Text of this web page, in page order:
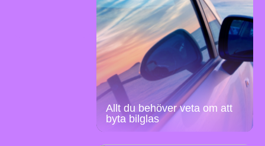
Allt du behöver veta om att
byta bilglas